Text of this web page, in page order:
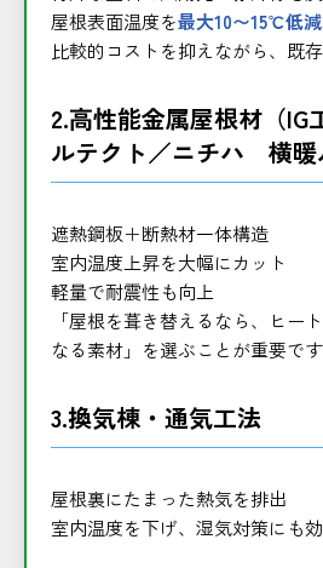
屋根表面温度を最大10〜15℃低減
比較的コストを抑えながら、既
2.高性能金属屋根材（IG
ルテクト／ニチハ 横暖
遮熱鋼板＋断熱材一体構造
室内温度上昇を大幅にカット
軽量で耐震性も向上
「屋根を葺き替えるなら、ヒー
なる素材」を選ぶことが重要です
3.換気棟・通気工法
屋根裏にたまった熱気を排出
室内温度を下げ、湿気対策にも